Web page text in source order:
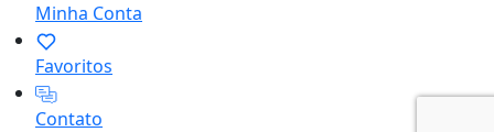
Minha Conta
Favoritos
Contato